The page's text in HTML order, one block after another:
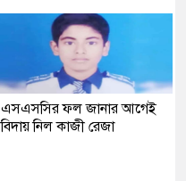
এসএসসির ফল জানার আগেই
বিদায় নিল কাজী রেজা